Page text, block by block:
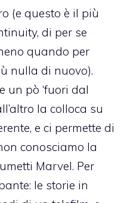
(e questo è il più
di per se
quando per
nulla di nuovo).
un pò ‘fuori dal
la colloca su
e ci permette di
conosciamo la
Marvel. Per
le storie in